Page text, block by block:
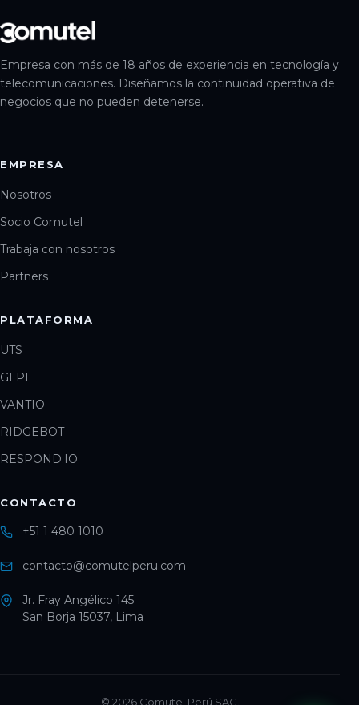
Empresa con más de 18 años de experiencia en tecnología y
telecomunicaciones. Diseñamos la continuidad operativa de
negocios que no pueden detenerse.
EMPRESA
Nosotros
Socio Comutel
Trabaja con nosotros
Partners
PLATAFORMA
UTS
GLPI
VANTIO
RIDGEBOT
RESPOND.IO
CONTACTO
+51 1 480 1010
contacto@comutelperu.com
Jr. Fray Angélico 145
San Borja 15037, Lima
© 2026Comutel Perú SAC.